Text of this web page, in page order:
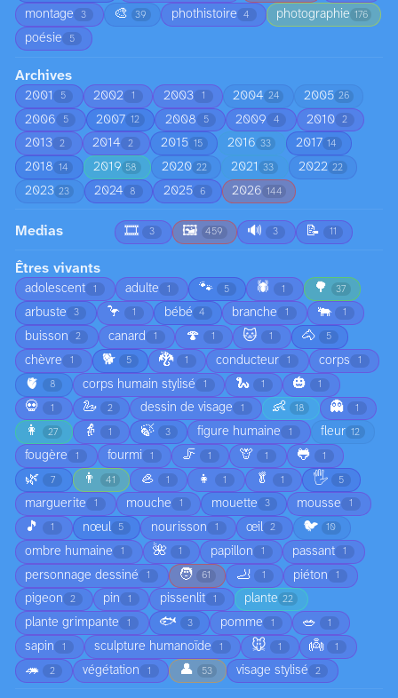
montage 3 🎨 39 phothistoire 4 photographie 176
poésie 5
Archives
2001 5 2002 1 2003 1 2004 24 2005 26
2006 5 2007 12 2008 5 2009 4 2010 2
2013 2 2014 2 2015 15 2016 33 2017 14
2018 14 2019 58 2020 22 2021 33 2022 22
2023 23 2024 8 2025 6 2026 144
Medias 🎞️ 3 🖼️ 459 🔊 3 📝 11
Êtres vivants
adolescent 1 adulte 1 🐾 5 🕷️ 1 🌳 37
arbuste 3 🦩 1 bébé 4 branche 1 🐃 1
buisson 2 canard 1 🍄 1 🐱 1 🐴 5
chèvre 1 🐕 5 🐉 1 conducteur 1 corps 1
🫀 8 corps humain stylisé 1 🐍 1 🎃 1
💀 1 🦢 2 dessin de visage 1 👶 18 👻 1
👩 27 👵 1 🍃 3 figure humaine 1 fleur 12
fougère 1 fourmi 1 🦵 1 🦒 1 🐸 1
🌿 7 👨 41 🦪 1 👧 1 🥬 1 🖐️ 5
marguerite 1 mouche 1 mouette 3 mousse 1
🎵 1 nœul 5 nourisson 1 œil 2 🐦 10
ombre humaine 1 🌺 1 papillon 1 passant 1
personnage dessiné 1 🧑 61 🦶 1 piéton 1
pigeon 2 pin 1 pissenlit 1 plante 22
plante grimpante 1 🐟 3 pomme 1 🥗 1
sapin 1 sculpture humanoïde 1 🐭 1 👼 1
🦔 2 végétation 1 👤 53 visage stylisé 2